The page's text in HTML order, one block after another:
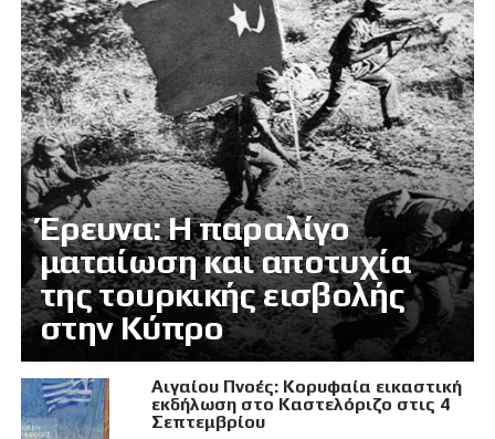
Έρευνα: Η παραλίγο
ματαίωση και αποτυχία
της τουρκικής εισβολής
στην Κύπρο
Αιγαίου Πνοές: Κορυφαία εικαστική
εκδήλωση στο Καστελόριζο στις 4
Σεπτεμβρίου